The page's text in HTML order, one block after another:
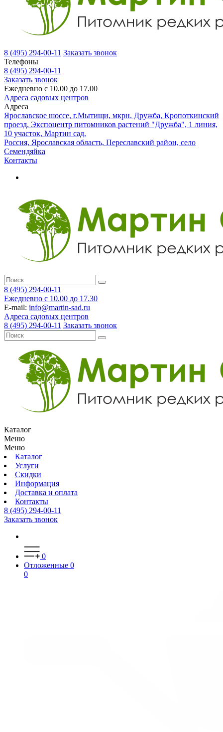
8 (495) 294-00-11 Заказать звонок
Телефоны
8 (495) 294-00-11
Заказать звонок
Ежедневно с 10.00 до 17.00
Адреса садовых центров
Адреса
Ярославское шоссе, г.Мытищи, мкрн. Дружба, Кропоткинский
проезд. Экспоцентр питомников растений "Дружба", 1 линия,
10 участок, Мартин сад.
Россия, Ярославская область, Переславский район, село
Семендяйка
Контакты
8 (495) 294-00-11
Ежедневно с 10.00 до 17.30
E-mail: info@martin-sad.ru
Адреса садовых центров
8 (495) 294-00-11 Заказать звонок
Каталог
Меню
Меню
Каталог
Услуги
Скидки
Информация
Доставка и оплата
Контакты
8 (495) 294-00-11
Заказать звонок
0
Отложенные 0
0